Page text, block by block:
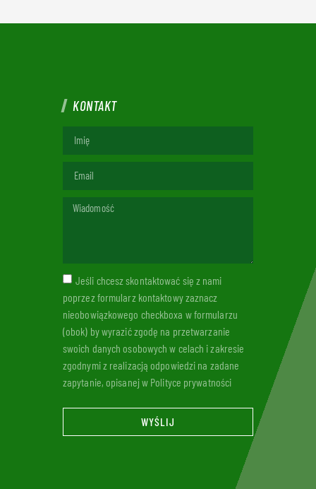
KONTAKT
Jeśli chcesz skontaktować się z nami
poprzez formularz kontaktowy zaznacz
nieobowiązkowego checkboxa w formularzu
(obok) by wyrazić zgodę na przetwarzanie
swoich danych osobowych w celach i zakresie
zgodnymi z realizacją odpowiedzi na zadane
zapytanie, opisanej w Polityce prywatności
WYŚLIJ